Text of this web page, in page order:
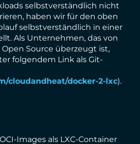
selbstverständlich nicht
haben wir für den oben
selbstverständlich in einer
Als Unternehmen, das von
Source überzeugt ist,
folgendem Link als Git-
cloudandheat/docker-2-lxc).
Images als LXC-Container